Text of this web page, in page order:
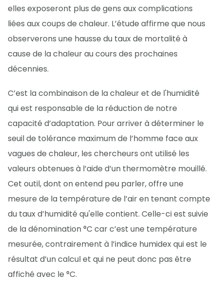
elles exposeront plus de gens aux complications
liées aux coups de chaleur. L’étude affirme que nous
observerons une hausse du taux de mortalité à
cause de la chaleur au cours des prochaines
décennies.
C’est la combinaison de la chaleur et de l'humidité
qui est responsable de la réduction de notre
capacité d’adaptation. Pour arriver à déterminer le
seuil de tolérance maximum de l’homme face aux
vagues de chaleur, les chercheurs ont utilisé les
valeurs obtenues à l’aide d’un thermomètre mouillé.
Cet outil, dont on entend peu parler, offre une
mesure de la température de l’air en tenant compte
du taux d’humidité qu'elle contient. Celle-ci est suivie
de la dénomination °C car c’est une température
mesurée, contrairement à l’indice humidex qui est le
résultat d’un calcul et qui ne peut donc pas être
affiché avec le °C.